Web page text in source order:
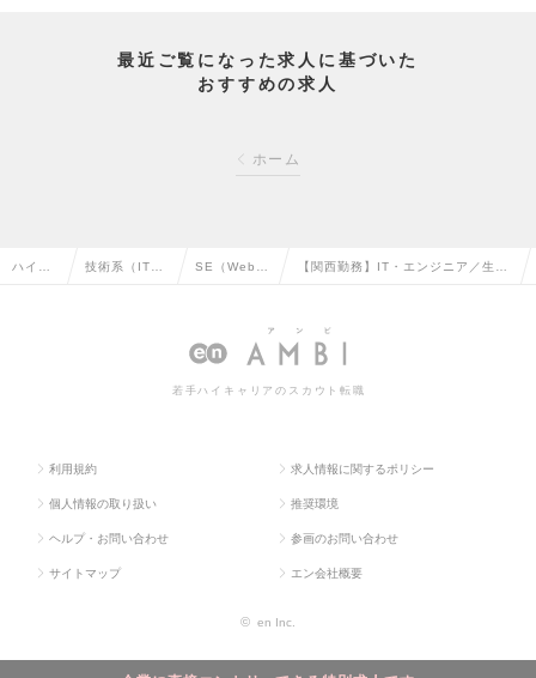
最近ご覧になった求人に基づいた
おすすめの求人
ホーム
ハイク 技術系（IT・ SE（Web・
系）の転職
【関西勤務】IT・エンジニア／生涯
ープ企業の求人情報
若手ハイキャリアのスカウト転職
利用規約 求人情報に関するポリシー
個人情報の取り扱い 推奨環境
ヘルプ・お問い合わせ 参画のお問い合わせ
サイトマップ エン会社概要
© en Inc.